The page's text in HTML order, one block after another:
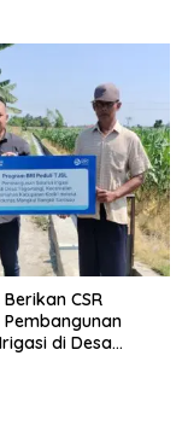
Berikan CSR
di Desa